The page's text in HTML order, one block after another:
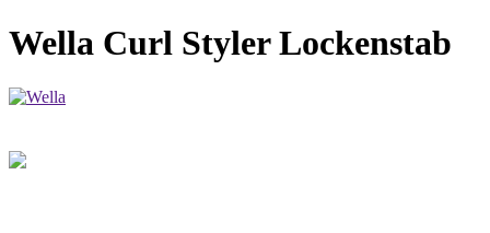
Wella Curl Styler Lockenstab